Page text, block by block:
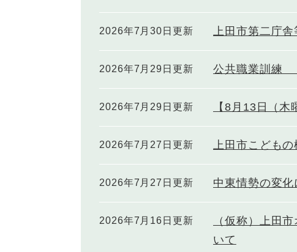
2026年7月30日更新 上田市第二庁
2026年7月29日更新 公共職業訓練
2026年7月29日更新 【8月13日（
2026年7月27日更新 上田市こども
2026年7月27日更新 中東情勢の変
2026年7月16日更新
（仮称）上田
いて